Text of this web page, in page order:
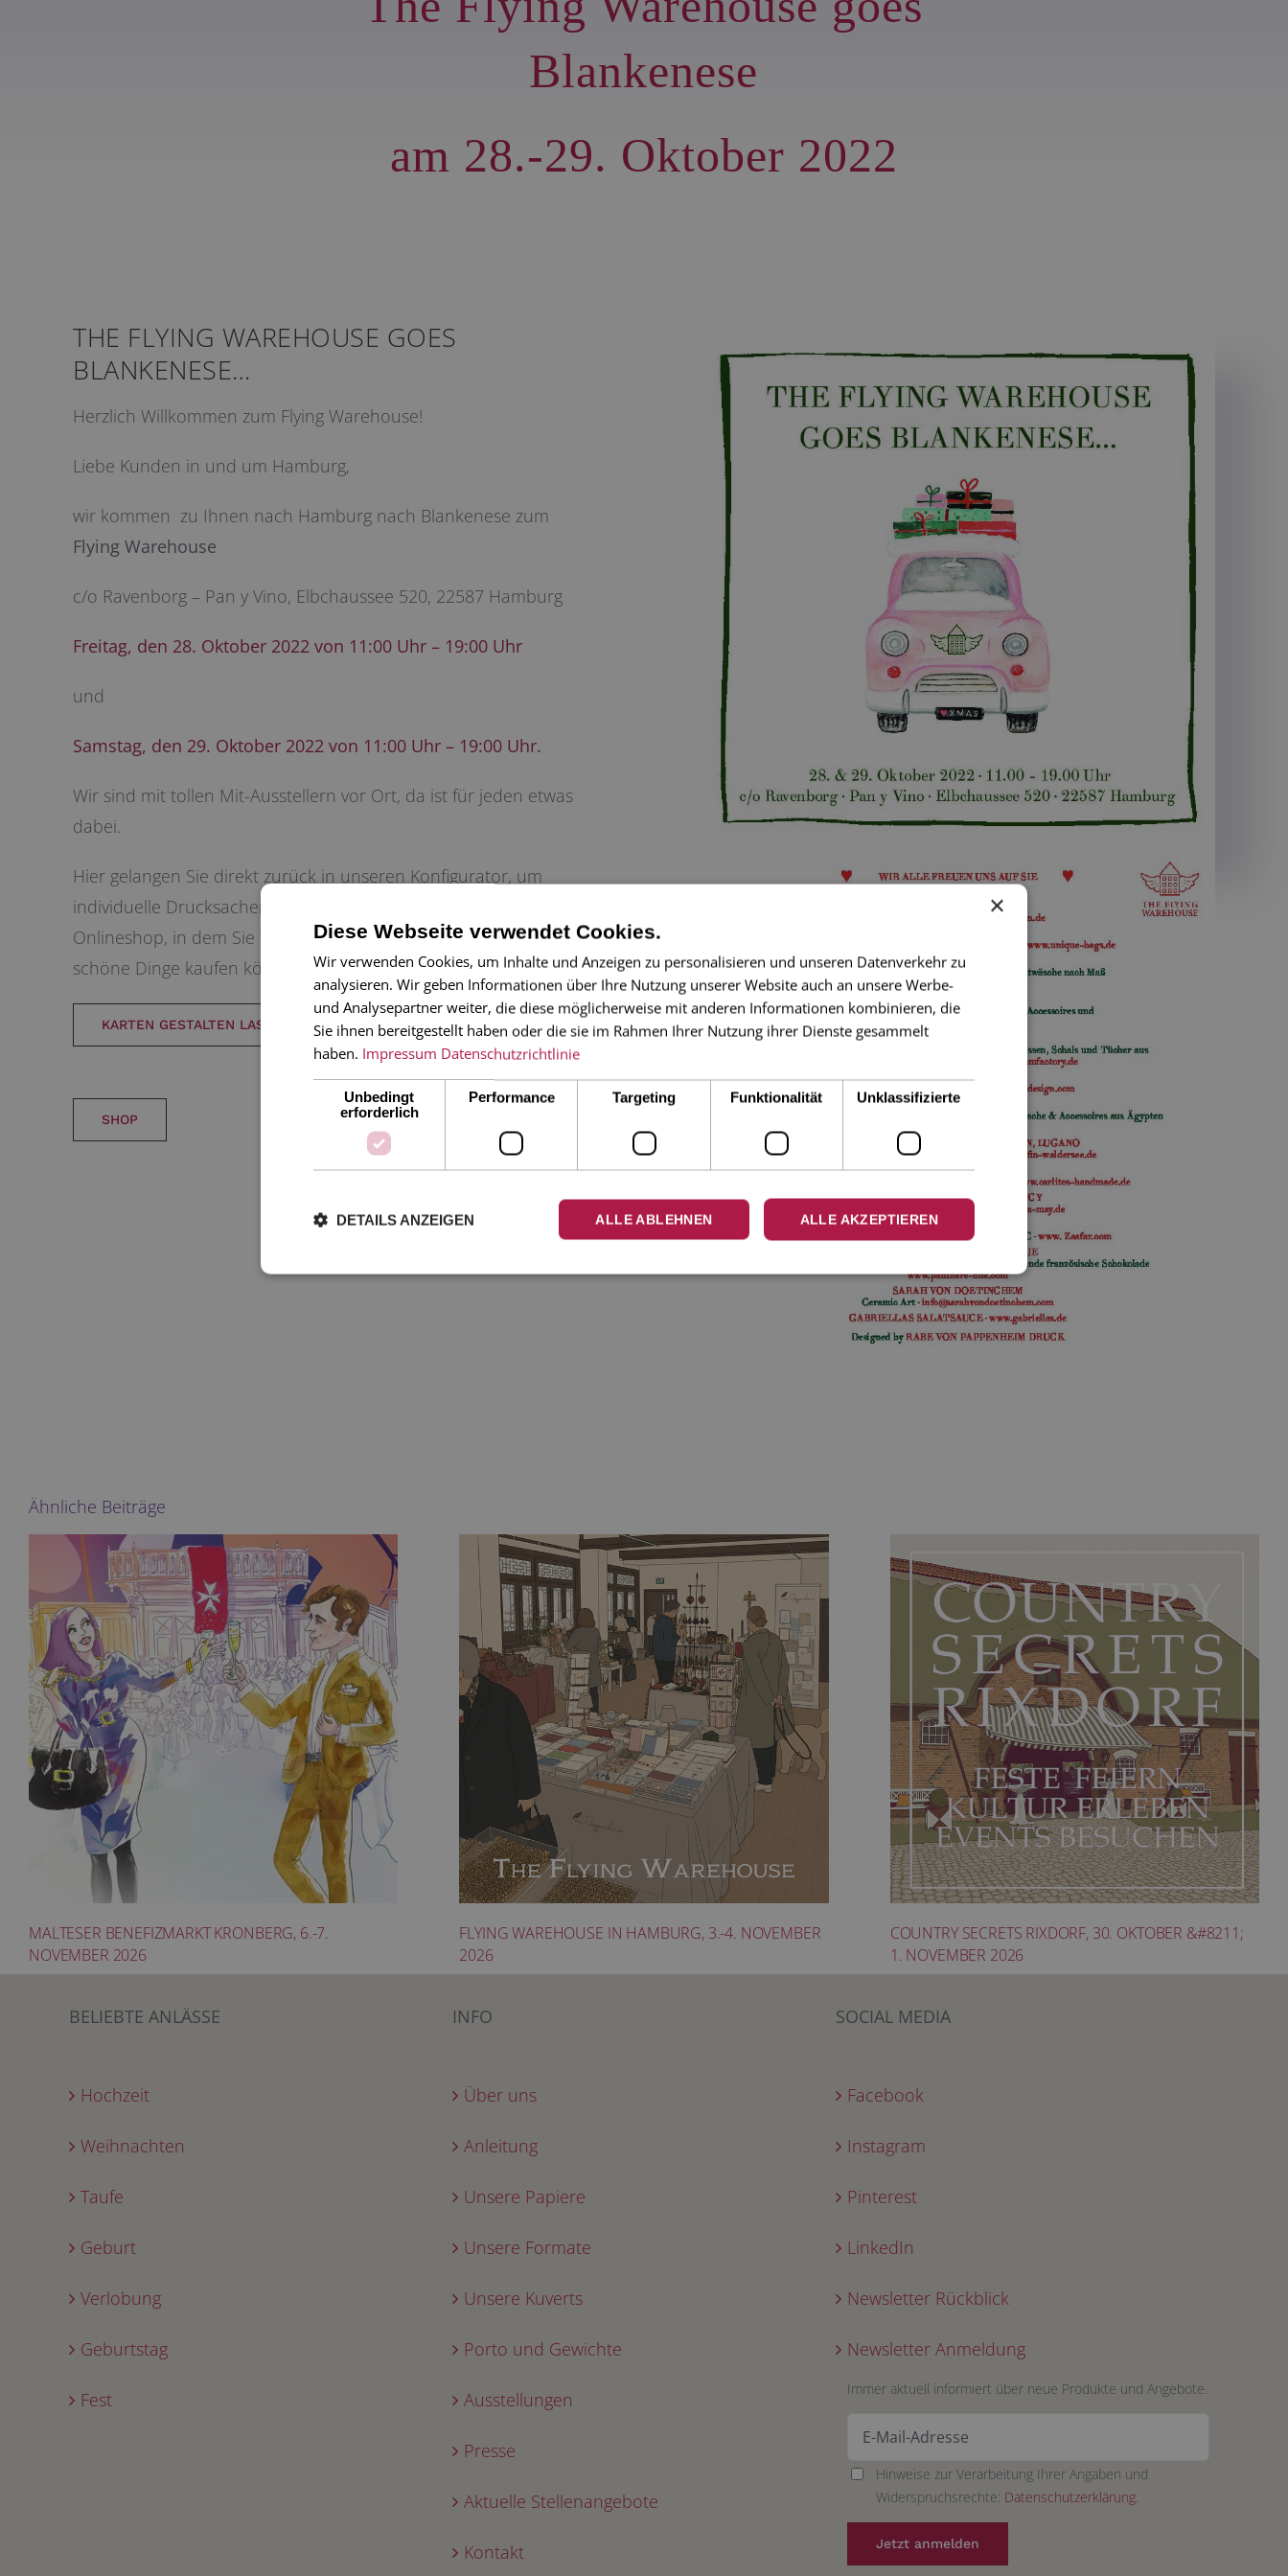
Blankenese
am 28.-29. Oktober 2022
THE FLYING WAREHOUSE GOES
BLANKENESE…
Herzlich Willkommen zum Flying Warehouse!
Liebe Kunden in und um Hamburg,
wir kommen zu Ihnen nach Hamburg nach Blankenese zum
Flying Warehouse
c/o Ravenborg – Pan y Vino, Elbchaussee 520, 22587 Hamburg
Freitag, den 28. Oktober 2022 von 11:00 Uhr – 19:00 Uhr
und
Samstag, den 29. Oktober 2022 von 11:00 Uhr – 19:00 Uhr.
Wir sind mit tollen Mit-Ausstellern vor Ort, da ist für jeden etwas
dabei.
Hier gelangen Sie direkt zurück in unseren Konfigurator, um
individuelle Drucksachen gestalten zu lassen, oder in unseren
Onlineshop, in dem Sie fertige Grußkarten, Papeterie und
schöne Dinge kaufen können.
KARTEN GESTALTEN LASSEN
SHOP
Ähnliche Beiträge
MALTESER BENEFIZMARKT KRONBERG, 6.-7.
NOVEMBER 2026
FLYING WAREHOUSE IN HAMBURG, 3.-4. NOVEMBER
2026
COUNTRY SECRETS RIXDORF, 30. OKTOBER &#8211;
1. NOVEMBER 2026
BELIEBTE ANLÄSSE
Hochzeit
Weihnachten
Taufe
Geburt
Verlobung
Geburtstag
Fest
INFO
Über uns
Anleitung
Unsere Papiere
Unsere Formate
Unsere Kuverts
Porto und Gewichte
Ausstellungen
Presse
Aktuelle Stellenangebote
Kontakt
SOCIAL MEDIA
Facebook
Instagram
Pinterest
LinkedIn
Newsletter Rückblick
Newsletter Anmeldung
Immer aktuell informiert über neue Produkte und Angebote.
Hinweise zur Verarbeitung Ihrer Angaben und
Widerspruchsrechte: Datenschutzerklärung.
×
Diese Webseite verwendet Cookies.
Wir verwenden Cookies, um Inhalte und Anzeigen zu personalisieren und unseren Datenverkehr zu
analysieren. Wir geben Informationen über Ihre Nutzung unserer Website auch an unsere Werbe-
und Analysepartner weiter, die diese möglicherweise mit anderen Informationen kombinieren, die
Sie ihnen bereitgestellt haben oder die sie im Rahmen Ihrer Nutzung ihrer Dienste gesammelt
haben. Impressum Datenschutzrichtlinie
Unbedingt
erforderlich
Performance Targeting Funktionalität Unklassifizierte
ALLE AKZEPTIEREN
ALLE ABLEHNEN
DETAILS ANZEIGEN